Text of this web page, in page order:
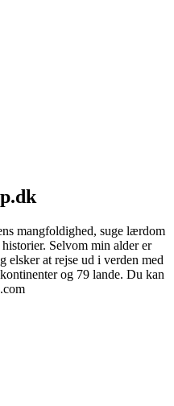
mangfoldighed, suge lærdom
Selvom min alder er
elsker at rejse ud i verden med
og 79 lande. Du kan